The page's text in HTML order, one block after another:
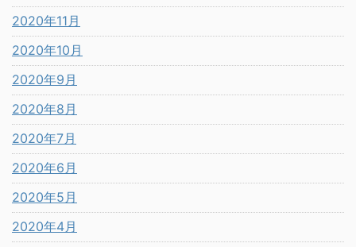
2020年11月
2020年10月
2020年9月
2020年8月
2020年7月
2020年6月
2020年5月
2020年4月